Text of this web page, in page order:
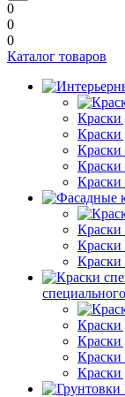
0
0
0
Каталог товаров
Краски
Краски
Краски
Краски
Краски
Краски
Краски
Краски
Краски
Краски